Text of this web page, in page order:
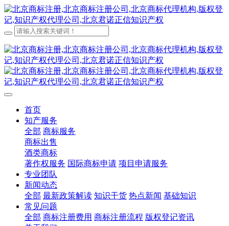
首页
知产服务
全部 商标服务
商标出售
酒类商标
著作权服务 国际商标申请 项目申请服务
专业团队
新闻动态
全部 最新政策解读 知识干货 热点新闻 基础知识
常见问题
全部 商标注册费用 商标注册流程 版权登记资讯